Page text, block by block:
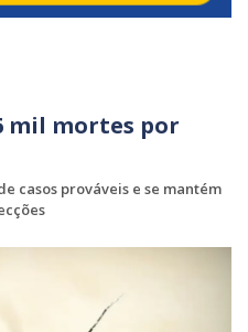
mil mortes por
casos prováveis e se mantém